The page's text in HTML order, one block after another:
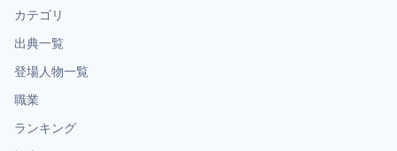
カテゴリ
出典一覧
登場人物一覧
職業
ランキング